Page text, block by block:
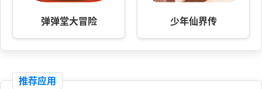
弹弹堂大冒险 少年仙界传
推荐应用